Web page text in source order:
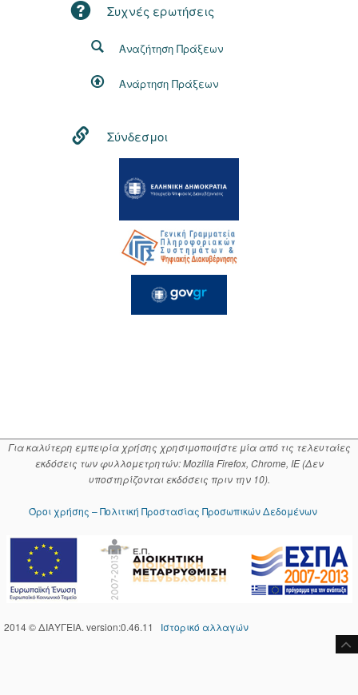
Συχνές ερωτήσεις
Αναζήτηση Πράξεων
Ανάρτηση Πράξεων
Σύνδεσμοι
Για καλύτερη εμπειρία χρήσης χρησιμοποιήστε μία από τις τελευταίες
εκδόσεις των φυλλομετρητών: Mozilla Firefox, Chrome, IE (Δεν
υποστηρίζονται εκδόσεις πριν την 10).
Όροι χρήσης – Πολιτική Προστασίας Προσωπικών Δεδομένων
2014 © ΔΙΑΥΓΕΙΑ. version:0.46.11 Ιστορικό αλλαγών